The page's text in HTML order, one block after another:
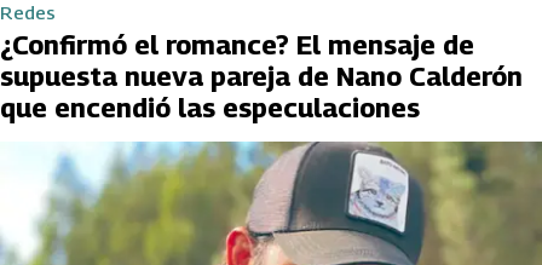
Redes
¿Confirmó el romance? El mensaje de
supuesta nueva pareja de Nano Calderón
que encendió las especulaciones